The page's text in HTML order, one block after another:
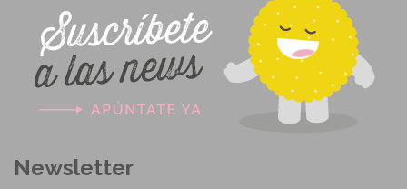
Newsletter